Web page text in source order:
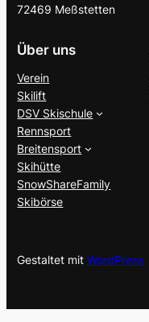
72469 Meßstetten
Über uns
Verein
Skilift
DSV Skischule
Rennsport
Breitensport
Skihütte
SnowShareFamily
Skibörse
Gestaltet mitWordPress